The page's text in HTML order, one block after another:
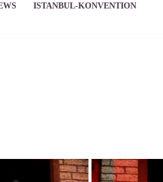
ISTANBUL-KONVENTION